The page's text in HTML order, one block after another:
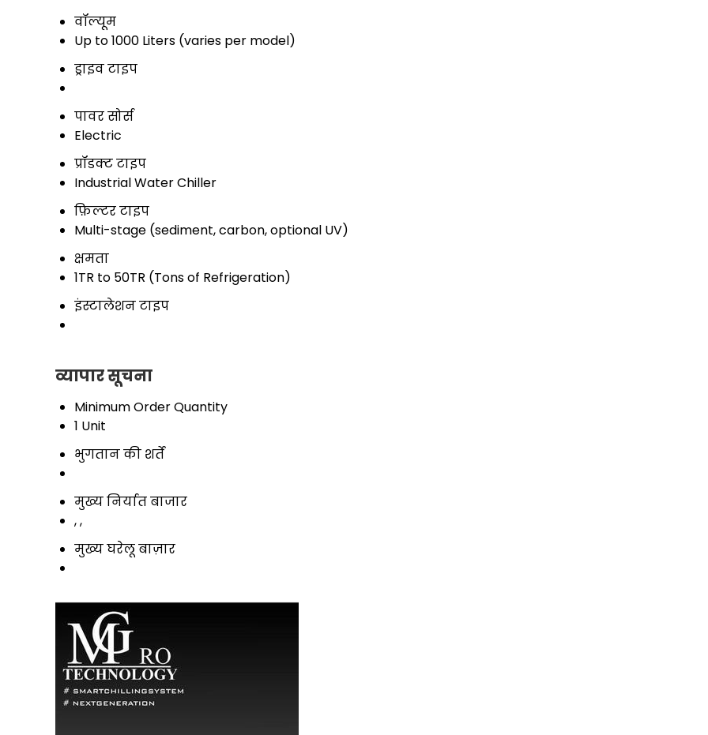
वॉल्यूम
Up to 1000 Liters (varies per model)
ड्राइव टाइप
पावर सोर्स
Electric
प्रॉडक्ट टाइप
Industrial Water Chiller
फ़िल्टर टाइप
Multi-stage (sediment, carbon, optional UV)
क्षमता
1TR to 50TR (Tons of Refrigeration)
इंस्टालेशन टाइप
व्यापार सूचना
Minimum Order Quantity
1 Unit
भुगतान की शर्तें
मुख्य निर्यात बाजार
, ,
मुख्य घरेलू बाज़ार